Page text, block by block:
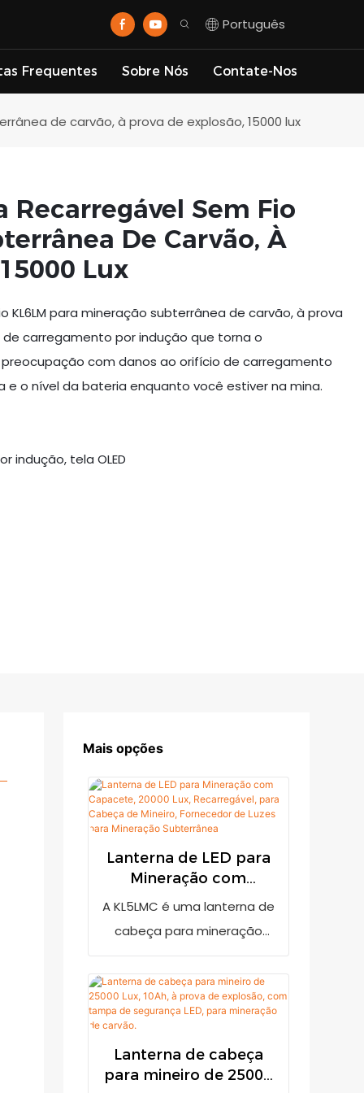
Português
Frequentes Sobre Nós Contate-Nos
de carvão, à prova de explosão, 15000 lux
Recarregável Sem Fio
De Carvão, À
Lux
para mineração subterrânea de carvão, à prova
carregamento por indução que torna o
com danos ao orifício de carregamento
e o nível da bateria enquanto você estiver na mina.
indução, tela OLED
Mais opções
Lanterna de LED para
Mineração com
Capacete, 20000 Lux,
Cabeça de Mineiro,
para Mineração
Subterrânea
A KL5LMC é uma lanterna de
cabeça para mineração
de 20.000 lux. Possui
indicador de bateria fraca
para lembrar o usuário de
recarregá-la quando a
carga estiver baixa. Adota
Lanterna de cabeça
para mineiro de 25000